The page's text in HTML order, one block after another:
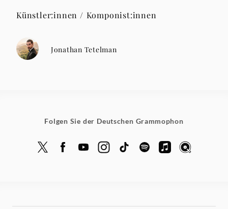
Künstler:innen / Komponist:innen
Jonathan Tetelman
Folgen Sie der Deutschen Grammophon